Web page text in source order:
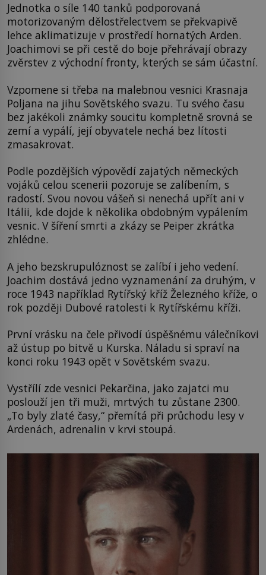
Jednotka o síle 140 tanků podporovaná
motorizovaným dělostřelectvem se překvapivě
lehce aklimatizuje v prostředí hornatých Arden.
Joachimovi se při cestě do boje přehrávají obrazy
zvěrstev z východní fronty, kterých se sám účastní.
Vzpomene si třeba na malebnou vesnici Krasnaja
Poljana na jihu Sovětského svazu. Tu svého času
bez jakékoli známky soucitu kompletně srovná se
zemí a vypálí, její obyvatele nechá bez lítosti
zmasakrovat.
Podle pozdějších výpovědí zajatých německých
vojáků celou scenerii pozoruje se zalíbením, s
radostí. Svou novou vášeň si nenechá upřít ani v
Itálii, kde dojde k několika obdobným vypálením
vesnic. V šíření smrti a zkázy se Peiper zkrátka
zhlédne.
A jeho bezskrupulóznost se zalíbí i jeho vedení.
Joachim dostává jedno vyznamenání za druhým, v
roce 1943 například Rytířský kříž Železného kříže, o
rok později Dubové ratolesti k Rytířskému kříži.
První vrásku na čele přivodí úspěšnému válečníkovi
až ústup po bitvě u Kurska. Náladu si spraví na
konci roku 1943 opět v Sovětském svazu.
Vystřílí zde vesnici Pekarčina, jako zajatci mu
poslouží jen tři muži, mrtvých tu zůstane 2300.
„To byly zlaté časy,“ přemítá při průchodu lesy v
Ardenách, adrenalin v krvi stoupá.